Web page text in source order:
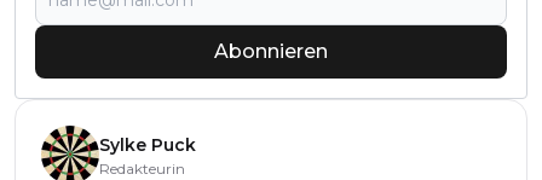
Abonnieren
Sylke Puck
Redakteurin